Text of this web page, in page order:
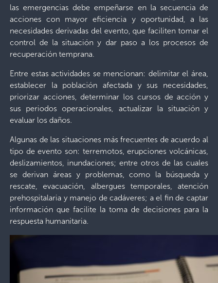
las emergencias debe empeñarse en la secuencia de
acciones con mayor eficiencia y oportunidad, a las
necesidades derivadas del evento, que faciliten tomar el
control de la situación y dar paso a los procesos de
recuperación temprana.
Entre estas actividades se mencionan: delimitar el área,
establecer la población afectada y sus necesidades,
priorizar acciones, determinar los cursos de acción y
sus periodos operacionales, actualizar la situación y
evaluar los daños.
Algunas de las situaciones más frecuentes de acuerdo al
tipo de evento son: terremotos, erupciones volcánicas,
deslizamientos, inundaciones; entre otros de las cuales
se derivan áreas y problemas, como la búsqueda y
rescate, evacuación, albergues temporales, atención
prehospitalaria y manejo de cadáveres; a el fin de captar
información que facilite la toma de decisiones para la
respuesta humanitaria.